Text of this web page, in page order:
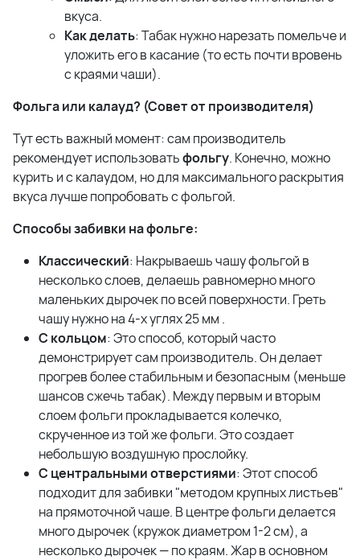
вкуса.
Как делать: Табак нужно нарезать помельче и
уложить его в касание (то есть почти вровень
с краями чаши).
Фольга или калауд? (Совет от производителя)
Тут есть важный момент: сам производитель
рекомендует использоватьфольгу. Конечно, можно
курить и с калаудом, но для максимального раскрытия
вкуса лучше попробовать с фольгой.
Способы забивки на фольге:
Классический: Накрываешь чашу фольгой в
несколько слоев, делаешь равномерно много
маленьких дырочек по всей поверхности. Греть
чашу нужно на 4-х углях 25 мм .
С кольцом: Это способ, который часто
демонстрирует сам производитель. Он делает
прогрев более стабильным и безопасным (меньше
шансов сжечь табак). Между первым и вторым
слоем фольги прокладывается колечко,
скрученное из той же фольги. Это создает
небольшую воздушную прослойку.
С центральными отверстиями: Этот способ
подходит для забивки "методом крупных листьев"
на прямоточной чаше. В центре фольги делается
много дырочек (кружок диаметром 1-2 см), а
несколько дырочек — по краям. Жар в основном